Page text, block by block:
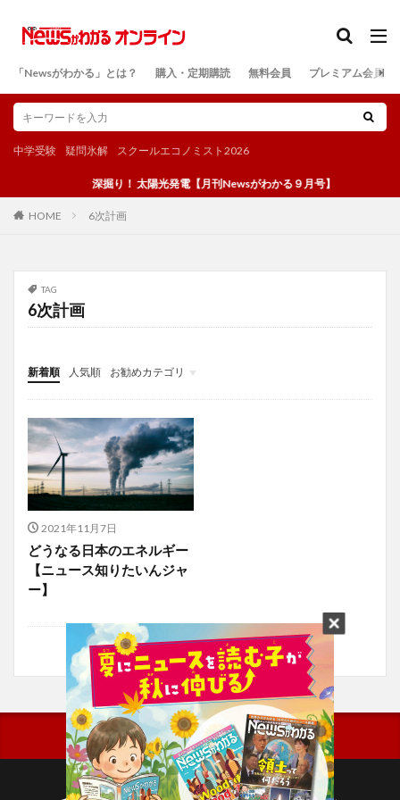
「Newsがわかる」とは？ 購入・定期購読 無料会員 プレミアム会員
中学受験 疑問氷解 スクールエコノミスト2026
深掘り！ 太陽光発電【月刊Newsがわかる９月号】
HOME 6次計画
TAG
6次計画
新着順 人気順
お勧めカテゴリ
投稿
学び
マンガ
電子書籍
2021年11月7日
どうなる日本のエネルギー
【ニュース知りたいんジャ
ー】
検索